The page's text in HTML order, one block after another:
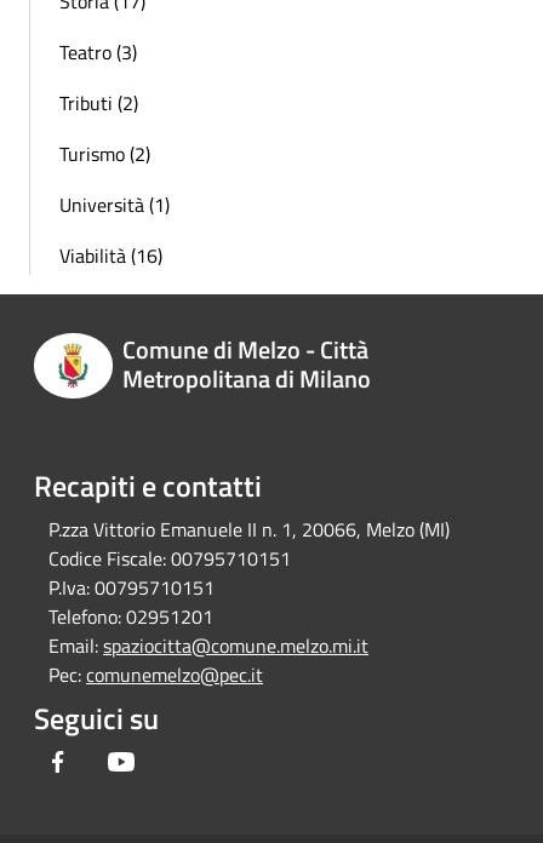
Teatro (3)
Tributi (2)
Turismo (2)
Università (1)
Viabilità (16)
Comune di Melzo - Città
Metropolitana di Milano
Recapiti e contatti
P.zza Vittorio Emanuele II n. 1, 20066, Melzo (MI)
Codice Fiscale:00795710151
P.Iva:00795710151
Telefono:02951201
Email:spaziocitta@comune.melzo.mi.it
Pec:comunemelzo@pec.it
Seguici su
Facebook